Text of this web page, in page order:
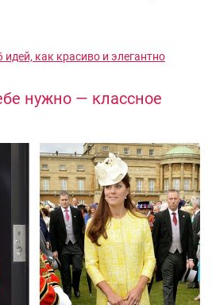
как красиво и элегантно
нужно — классное